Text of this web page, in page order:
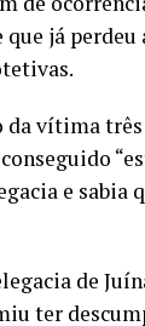
já perdeu
vítima três
e sabia
de
ter